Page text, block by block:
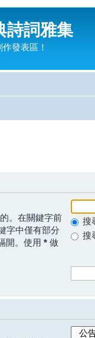
詩詞雅集
發表區！
。在關鍵字前
字中僅有部分
開。使用 * 做
搜
搜